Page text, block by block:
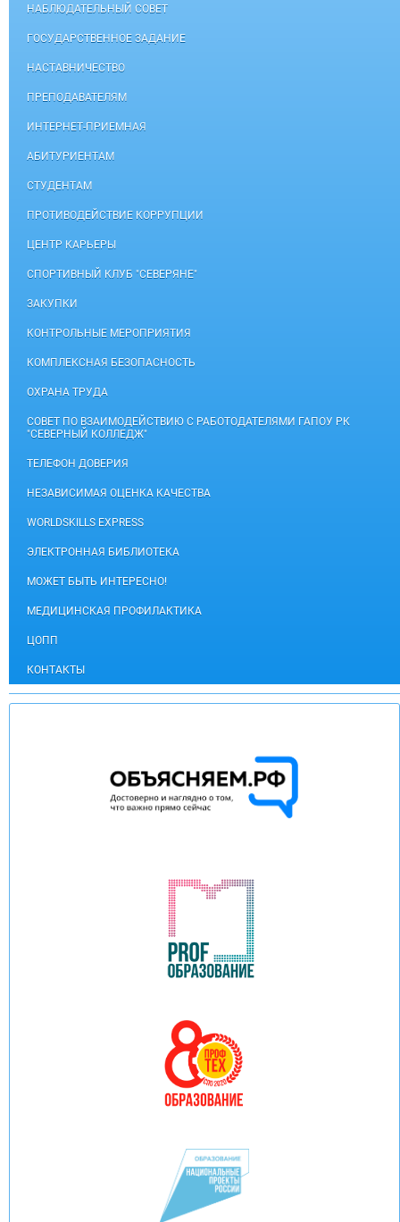
НАБЛЮДАТЕЛЬНЫЙ СОВЕТ
ГОСУДАРСТВЕННОЕ ЗАДАНИЕ
НАСТАВНИЧЕСТВО
ПРЕПОДАВАТЕЛЯМ
ИНТЕРНЕТ-ПРИЕМНАЯ
АБИТУРИЕНТАМ
СТУДЕНТАМ
ПРОТИВОДЕЙСТВИЕ КОРРУПЦИИ
ЦЕНТР КАРЬЕРЫ
СПОРТИВНЫЙ КЛУБ "СЕВЕРЯНЕ"
ЗАКУПКИ
КОНТРОЛЬНЫЕ МЕРОПРИЯТИЯ
КОМПЛЕКСНАЯ БЕЗОПАСНОСТЬ
ОХРАНА ТРУДА
СОВЕТ ПО ВЗАИМОДЕЙСТВИЮ С РАБОТОДАТЕЛЯМИ ГАПОУ РК
"СЕВЕРНЫЙ КОЛЛЕДЖ"
ТЕЛЕФОН ДОВЕРИЯ
НЕЗАВИСИМАЯ ОЦЕНКА КАЧЕСТВА
WORLDSKILLS EXPRESS
ЭЛЕКТРОННАЯ БИБЛИОТЕКА
МОЖЕТ БЫТЬ ИНТЕРЕСНО!
МЕДИЦИНСКАЯ ПРОФИЛАКТИКА
ЦОПП
КОНТАКТЫ